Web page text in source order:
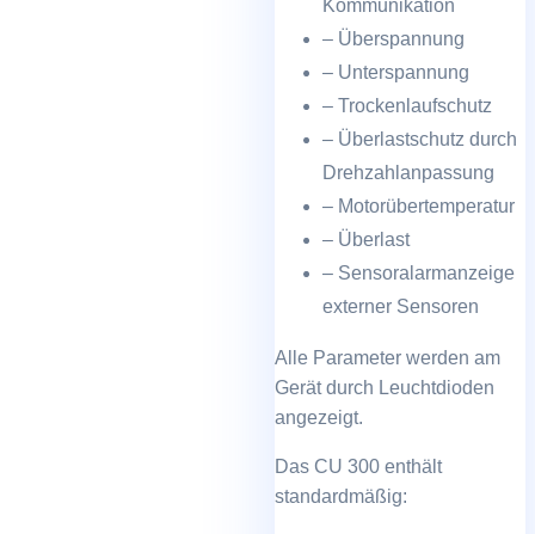
Kommunikation
– Überspannung
– Unterspannung
– Trockenlaufschutz
– Überlastschutz durch
Drehzahlanpassung
– Motorübertemperatur
– Überlast
– Sensoralarmanzeige
externer Sensoren
Alle Parameter werden am
Gerät durch Leuchtdioden
angezeigt.
Das CU 300 enthält
standardmäßig: